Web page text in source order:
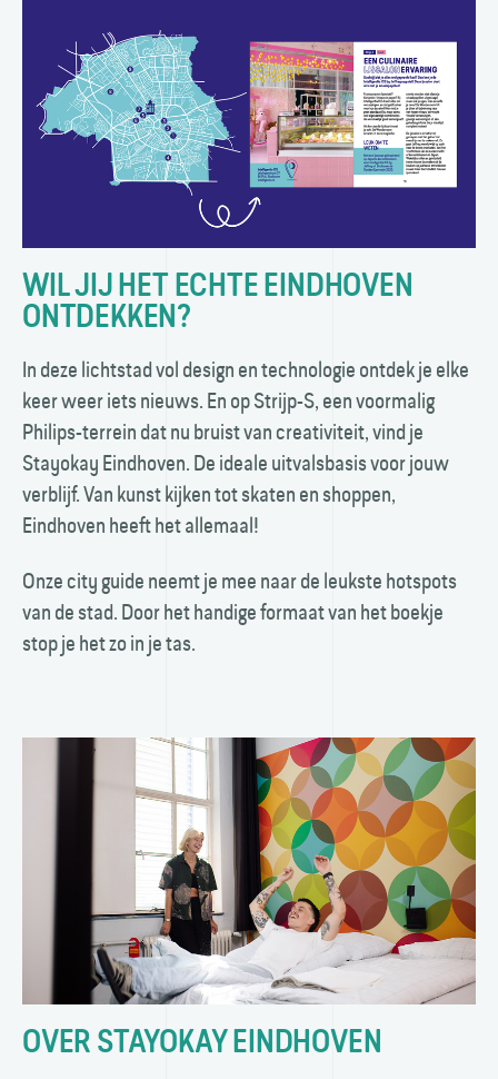
WIL JIJ HET ECHTE EINDHOVEN
ONTDEKKEN?
In deze lichtstad vol design en technologie ontdek je elke
keer weer iets nieuws. En op Strijp-S, een voormalig
Philips-terrein dat nu bruist van creativiteit, vind je
Stayokay Eindhoven. De ideale uitvals­basis voor jouw
verblijf. Van kunst kijken tot skaten en shoppen,
Eindhoven heeft het allemaal!
Onze city guide neemt je mee naar de leukste hotspots
van de stad. Door het handige formaat van het boekje
stop je het zo in je tas.
OVER STAYOKAY EINDHOVEN